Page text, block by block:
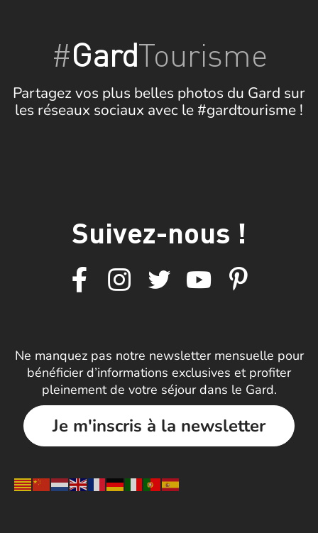
#GardTourisme
Partagez vos plus belles photos du Gard sur
les réseaux sociaux avec le #gardtourisme !
Suivez-nous !
Ne manquez pas notre newsletter mensuelle pour
bénéficier d’informations exclusives et profiter
pleinement de votre séjour dans le Gard.
Je m'inscris à la newsletter